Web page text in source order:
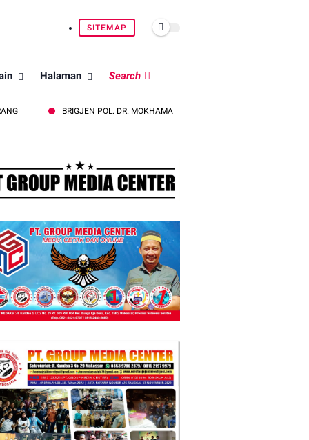
SITEMAP
Halaman Search
BRIGJEN POL. DR. MOKHAMAD NGAJIB TEGAS: STOP PEMBAKARAN